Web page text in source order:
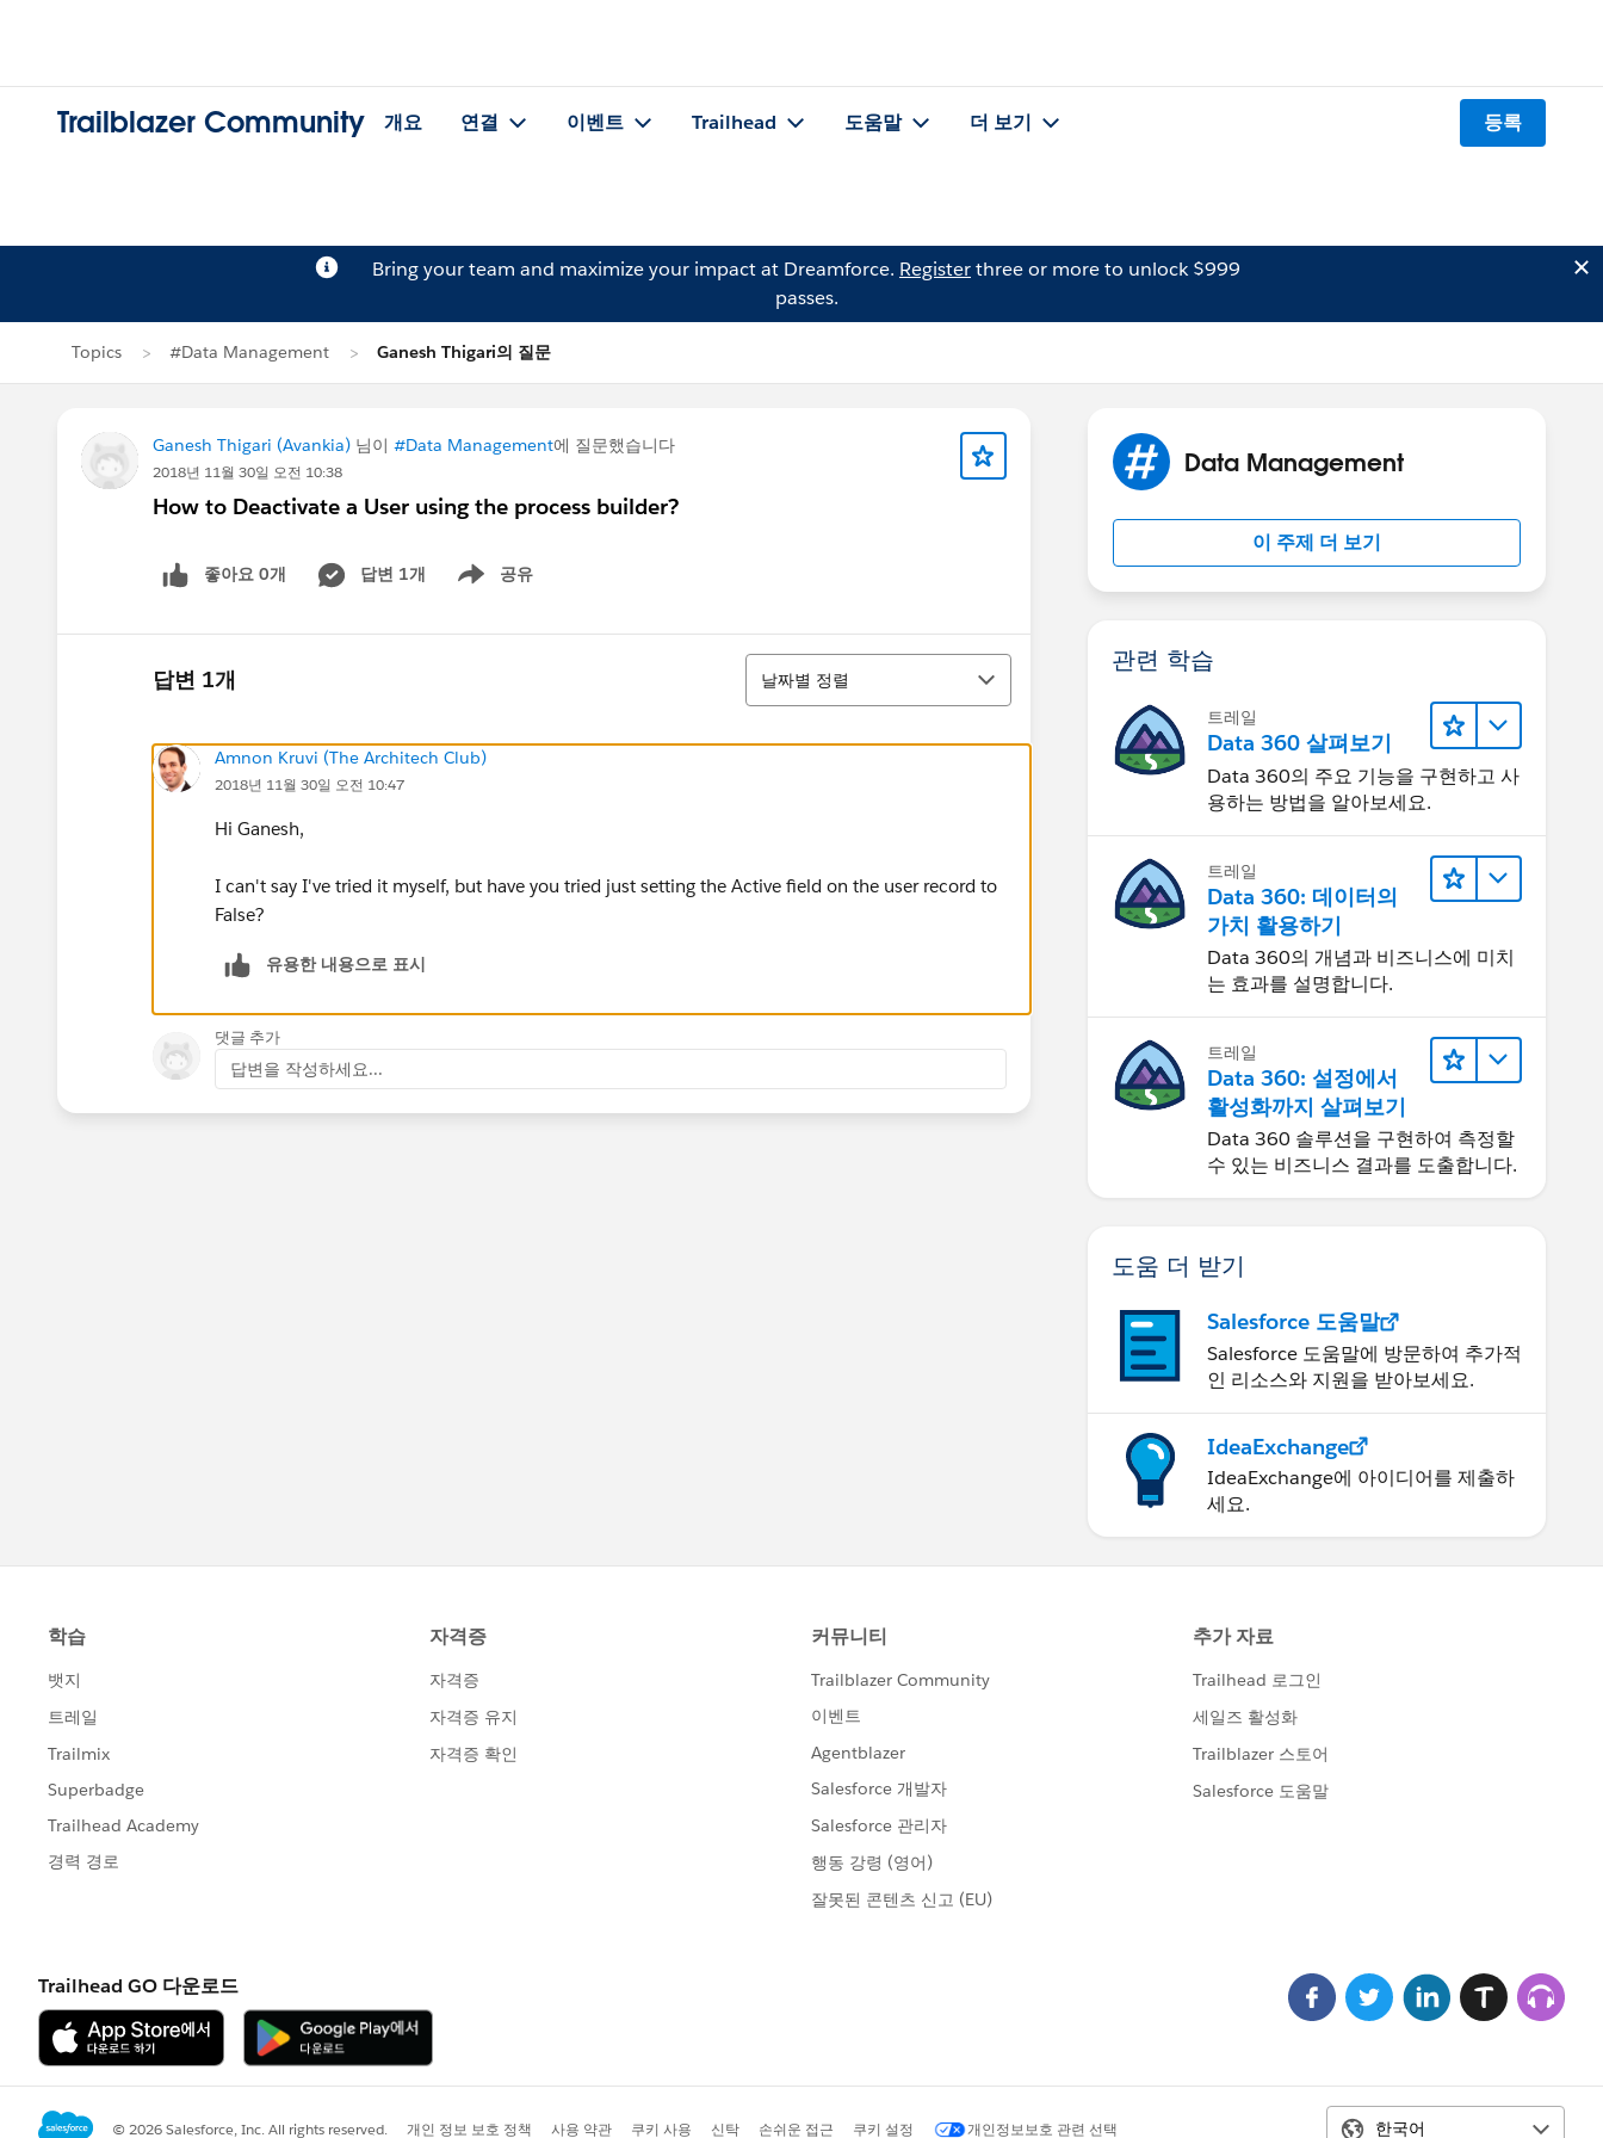
Trailblazer Community 개요 연결 이벤트 Trailhead 도움말 더 보기 등록
Bring your team and maximize your impact at Dreamforce. Registerthree or more to unlock $999
passes.
Topics #Data Management Ganesh Thigari의 질문
Ganesh Thigari (Avankia) 님이 #Data Management에 질문했습니다
2018년 11월 30일 오전 10:38
How to Deactivate a User using the process builder?
좋아요 0개 답변 1개 공유
Show menu
답변 1개
정렬
날짜별 정렬
Amnon Kruvi (The Architech Club)
2018년 11월 30일 오전 10:47
Hi Ganesh,
I can't say I've tried it myself, but have you tried just setting the Active field on the user record to
False?
유용한 내용으로 표시
댓글 추가
답변을 작성하세요...
Data Management
이 주제 더 보기
관련 학습
트레일
Data 360 살펴보기
Data 360의 주요 기능을 구현하고 사
용하는 방법을 알아보세요.
트레일
Data 360: 데이터의
가치 활용하기
Data 360의 개념과 비즈니스에 미치
는 효과를 설명합니다.
트레일
Data 360: 설정에서
활성화까지 살펴보기
Data 360 솔루션을 구현하여 측정할
수 있는 비즈니스 결과를 도출합니다.
도움 더 받기
Salesforce 도움말
Salesforce 도움말에 방문하여 추가적
인 리소스와 지원을 받아보세요.
IdeaExchange
IdeaExchange에 아이디어를 제출하
세요.